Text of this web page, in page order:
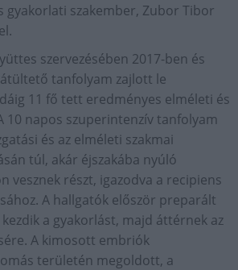
gyakorlati szakember, Zubor Tibor
szervezésében 2017-ben és
tanfolyam zajlott le
11 fő tett eredményes elméleti és
10 napos szuperintenzív tanfolyam
és az elméleti szakmai
túl, akár éjszakába nyúló
vesznek részt, igazodva a recipiens
A hallgatók először preparált
a gyakorlást, majd áttérnek az
A kimosott embriók
területén megoldott, a